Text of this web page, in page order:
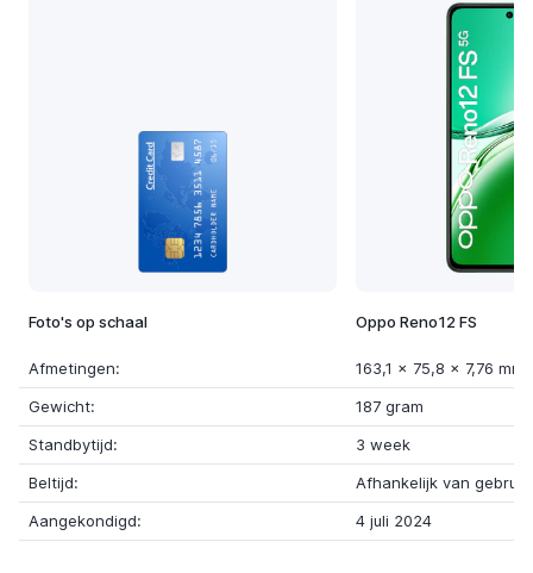
Foto's op schaal Oppo Reno12 FS
Afmetingen:
163,1 x 75,8 x 7,76 mm
Gewicht:
187 gram
Standbytijd:
3 week
Beltijd:
Afhankelijk van gebruik
Aangekondigd:
4 juli 2024